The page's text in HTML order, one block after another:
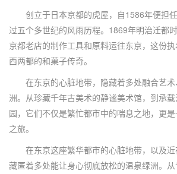
创立于日本京都的虎屋，自1586年便担
过五个多世纪的风雨历程。1869年明治迁都
京都老店的制作工具和原料运往东京，这份
西两都的和菓子传奇。
在东京的心脏地带，隐藏着多处融合艺术
洲。从珍藏千年古美术的静谧美术馆，到承
园，它们不仅是繁忙都市中的喘息之地，更
之旅。
在东京这座繁华都市的心脏地带，以及近
藏匿着多处能让身心彻底放松的温泉绿洲。